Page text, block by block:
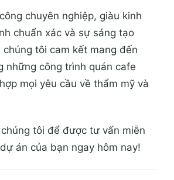
chuyên nghiệp, giàu kinh
chuẩn xác và sự sáng tạo
chúng tôi cam kết mang đến
những công trình quán cafe
mọi yêu cầu về thẩm mỹ và
tôi để được tư vấn miễn
án của bạn ngay hôm nay!